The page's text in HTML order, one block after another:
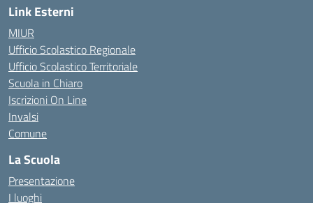
Link Esterni
MIUR
Ufficio Scolastico Regionale
Ufficio Scolastico Territoriale
Scuola in Chiaro
Iscrizioni On Line
Invalsi
Comune
La Scuola
Presentazione
I luoghi